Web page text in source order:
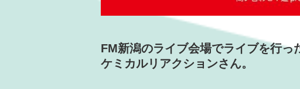
FM新潟のライブ会場でライブを行っ
ケミカルリアクションさん。